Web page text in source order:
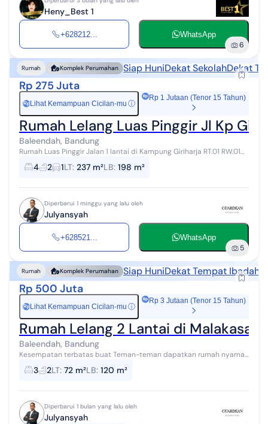
Heny_Best 1
+628212... WhatsApp
6
Rumah Komplek Perumahan Siap HuniDekat SekolahDekat
Rp 275 Juta
Rp Lihat Kemampuan Cicilan-mu ⓘ
Rp 1 Jutaan (Tenor 15 Tahun)
Rumah Lelang Luas Pinggir Jl Kp
Baleendah, Bandung
Rumah Luas Pinggir Jalan 1 lantai di Kampung Giriharja RT.01 RW.01
Desa Jelekong, Kecamatan Baleendah, Kabupaten Bandung, Provinsi
Jawa Barat. Dij...
4 2 1LT: 237 m²LB: 198 m²
Diperbarui 1 minggu yang lalu oleh
Julyansyah
+628521... WhatsApp
5
Rumah Komplek Perumahan Siap HuniDekat Tempat Ibadah
Rp 500 Juta
Rp Lihat Kemampuan Cicilan-mu ⓘ
Rp 3 Jutaan (Tenor 15 Tahun)
Rumah Lelang 2 Lantai di Malakasari
Baleendah, Bandung
Kesempatan terbatas buat Teman-teman dapatkan rumah nyaman
dengan return investasi tinggi di Malakasari Asri Kavling 08/182 Desa
Malakasari Kecamat...
3 2LT: 72 m²LB: 120 m²
Diperbarui 1 bulan yang lalu oleh
Julyansyah